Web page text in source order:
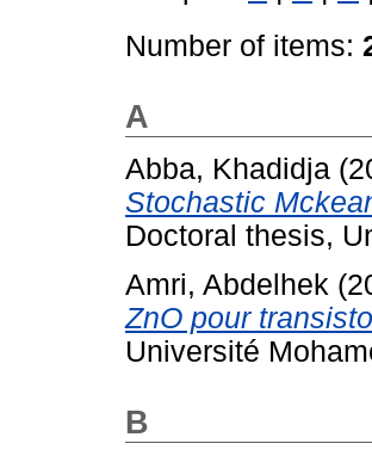
Number of items:
A
Abba, Khadidja
Stochastic
Doctoral thesis,
Amri, Abdelhek
ZnO pour
Université
B